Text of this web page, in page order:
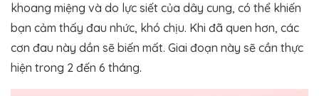
khoang miệng và do lực siết của dây cung, có thể khiến
bạn cảm thấy đau nhức, khó chịu. Khi đã quen hơn, các
cơn đau này dần sẽ biến mất. Giai đoạn này sẽ cần thực
hiện trong 2 đến 6 tháng.